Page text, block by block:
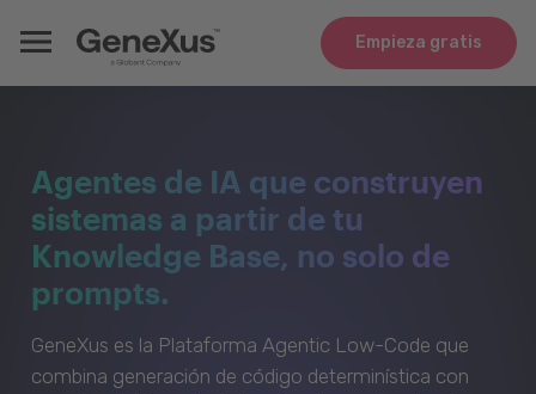
Empieza gratis
Agentes de IA que construyen
sistemas a partir de tu
Knowledge Base, no solo de
prompts.
GeneXus es la Plataforma Agentic Low-Code que
combina generación de código determinística con